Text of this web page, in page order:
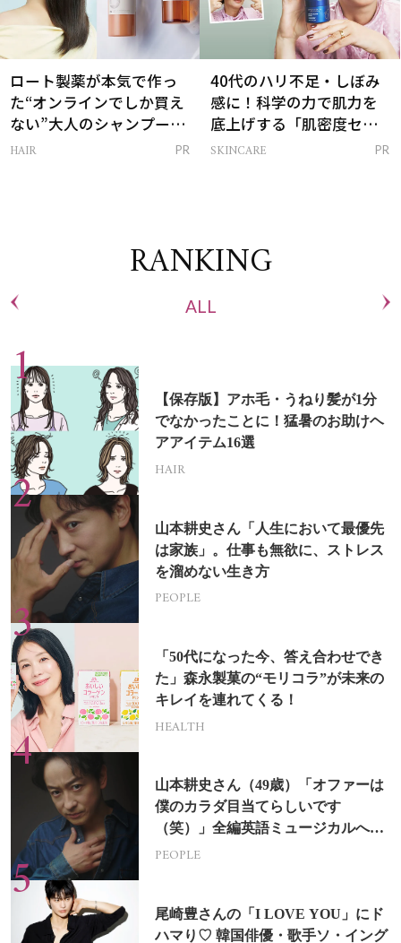
ロート製薬が本気で作っ
た“オンラインでしか買え
ない”大人のシャンプー＆
トリートメントって？
HAIR PR
40代のハリ不足・しぼみ
感に！科学の力で肌力を
底上げする「肌密度セラ
ム」
SKINCARE PR
RANKING
ALL
【保存版】アホ毛・うねり髪が1分
でなかったことに！猛暑のお助けヘ
アアイテム16選
HAIR
山本耕史さん「人生において最優先
は家族」。仕事も無欲に、ストレス
を溜めない生き方
PEOPLE
「50代になった今、答え合わせでき
た」森永製菓の“モリコラ”が未来の
キレイを連れてくる！
HEALTH
山本耕史さん（49歳）「オファーは
僕のカラダ目当てらしいです
（笑）」全編英語ミュージカルへの
挑戦
PEOPLE
尾崎豊さんの「I LOVE YOU」にド
ハマり♡ 韓国俳優・歌手ソ・イング